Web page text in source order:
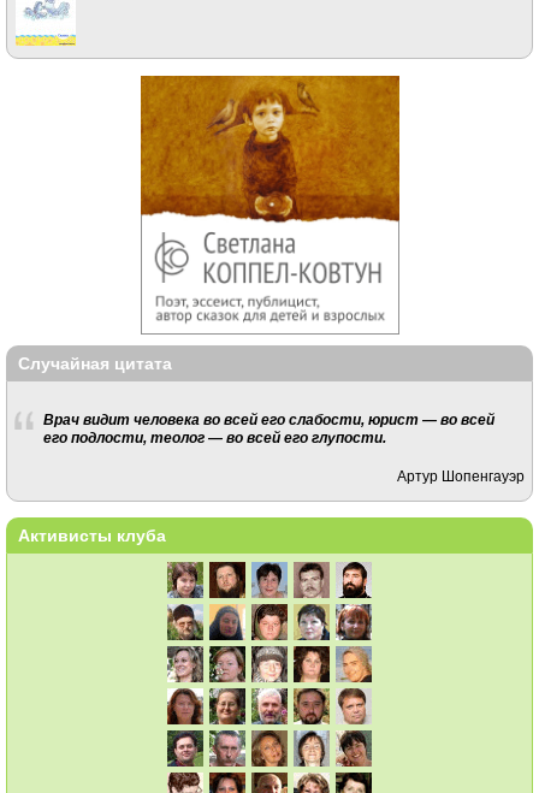
Случайная цитата
Врач видит человека во всей его слабости, юрист — во всей
его подлости, теолог — во всей его глупости.
Артур Шопенгауэр
Активисты клуба